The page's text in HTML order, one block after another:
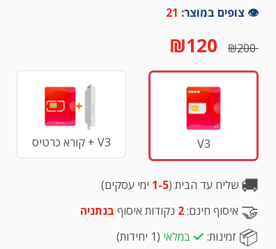
👁️ צופים במוצר: 21
₪200
₪120
V3 V3 + קורא כרטיס
🚚 שליח עד הבית (1-5 ימי עסקים)
🤝 איסוף חינם:2 נקודות איסוף בנתניה
📦 זמינות: במלאי (1 יחידות)